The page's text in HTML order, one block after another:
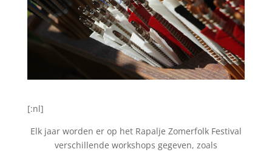
[:nl]
Elk jaar worden er op het Rapalje Zomerfolk Festival
verschillende workshops gegeven, zoals